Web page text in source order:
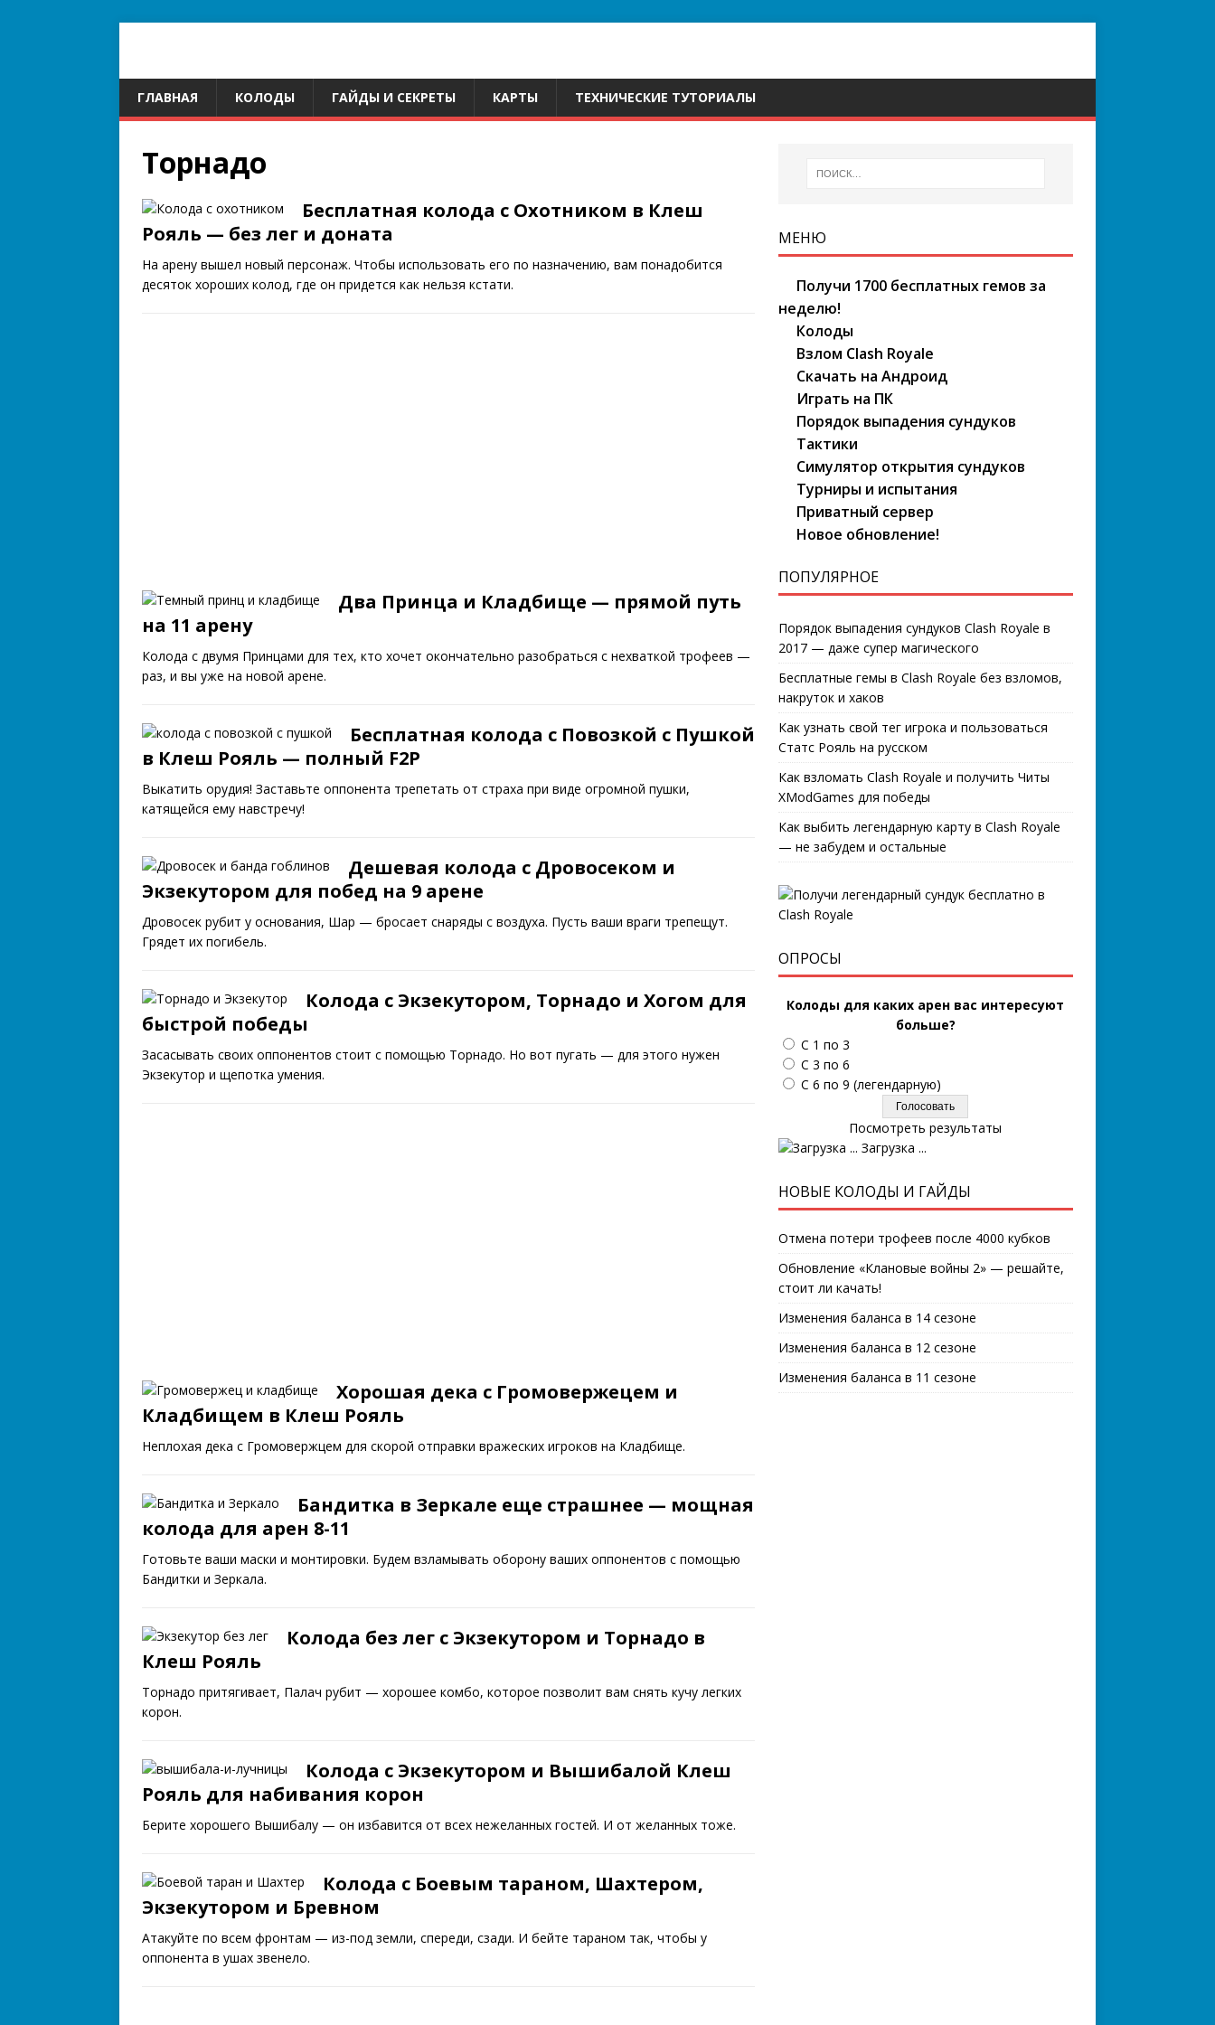
ГЛАВНАЯ КОЛОДЫ ГАЙДЫ И СЕКРЕТЫ КАРТЫ ТЕХНИЧЕСКИЕ ТУТОРИАЛЫ
Торнадо
Бесплатная колода с Охотником в Клеш
Рояль — без лег и доната
На арену вышел новый персонаж. Чтобы использовать его по назначению, вам понадобится
десяток хороших колод, где он придется как нельзя кстати.
Два Принца и Кладбище — прямой путь
на 11 арену
Колода с двумя Принцами для тех, кто хочет окончательно разобраться с нехваткой трофеев —
раз, и вы уже на новой арене.
Бесплатная колода с Повозкой с Пушкой
в Клеш Рояль — полный F2P
Выкатить орудия! Заставьте оппонента трепетать от страха при виде огромной пушки,
катящейся ему навстречу!
Дешевая колода с Дровосеком и
Экзекутором для побед на 9 арене
Дровосек рубит у основания, Шар — бросает снаряды с воздуха. Пусть ваши враги трепещут.
Грядет их погибель.
Колода с Экзекутором, Торнадо и Хогом для
быстрой победы
Засасывать своих оппонентов стоит с помощью Торнадо. Но вот пугать — для этого нужен
Экзекутор и щепотка умения.
Хорошая дека с Громовержецем и
Кладбищем в Клеш Рояль
Неплохая дека с Громовержцем для скорой отправки вражеских игроков на Кладбище.
Бандитка в Зеркале еще страшнее — мощная
колода для арен 8-11
Готовьте ваши маски и монтировки. Будем взламывать оборону ваших оппонентов с помощью
Бандитки и Зеркала.
Колода без лег с Экзекутором и Торнадо в
Клеш Рояль
Торнадо притягивает, Палач рубит — хорошее комбо, которое позволит вам снять кучу легких
корон.
Колода с Экзекутором и Вышибалой Клеш
Рояль для набивания корон
Берите хорошего Вышибалу — он избавится от всех нежеланных гостей. И от желанных тоже.
Колода с Боевым тараном, Шахтером,
Экзекутором и Бревном
Атакуйте по всем фронтам — из-под земли, спереди, сзади. И бейте тараном так, чтобы у
оппонента в ушах звенело.
МЕНЮ
Получи 1700 бесплатных гемов за
неделю!
Колоды
Взлом Clash Royale
Скачать на Андроид
Играть на ПК
Порядок выпадения сундуков
Тактики
Симулятор открытия сундуков
Турниры и испытания
Приватный сервер
Новое обновление!
ПОПУЛЯРНОЕ
Порядок выпадения сундуков Clash Royale в
2017 — даже супер магического
Бесплатные гемы в Clash Royale без взломов,
накруток и хаков
Как узнать свой тег игрока и пользоваться
Статс Рояль на русском
Как взломать Clash Royale и получить Читы
XModGames для победы
Как выбить легендарную карту в Clash Royale
— не забудем и остальные
ОПРОСЫ
Колоды для каких арен вас интересуют
больше?
С 1 по 3
С 3 по 6
С 6 по 9 (легендарную)
Посмотреть результаты
Загрузка ...
НОВЫЕ КОЛОДЫ И ГАЙДЫ
Отмена потери трофеев после 4000 кубков
Обновление «Клановые войны 2» — решайте,
стоит ли качать!
Изменения баланса в 14 сезоне
Изменения баланса в 12 сезоне
Изменения баланса в 11 сезоне